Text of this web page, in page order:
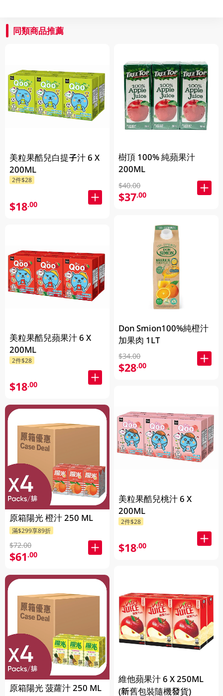
同類商品推薦
美粒果酷兒白提子汁 6 X
200ML
2件$28
$18.00
美粒果酷兒蘋果汁 6 X
200ML
2件$28
$18.00
原箱陽光 橙汁 250 ML
滿$299享89折
$72.00
$61.00
原箱陽光 菠蘿汁 250 ML
樹頂 100% 純蘋果汁
200ML
$40.00
$37.00
Don Smion100%純橙汁
加果肉 1LT
$34.00
$28.00
美粒果酷兒桃汁 6 X
200ML
2件$28
$18.00
維他蘋果汁 6 X 250ML
(新舊包裝隨機發貨)